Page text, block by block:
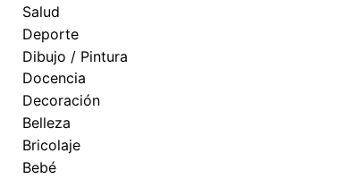
Salud
Deporte
Dibujo / Pintura
Docencia
Decoración
Belleza
Bricolaje
Bebé